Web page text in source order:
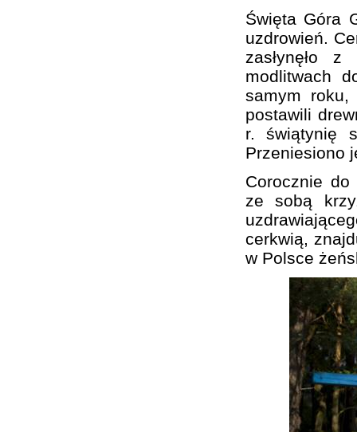
Święta Góra
uzdrowień.
zasłynęło
modlitwach
samym roku,
postawili
r. świątynię
Przeniesiono
Corocznie
ze sobą
cerkwią,
w Polsce